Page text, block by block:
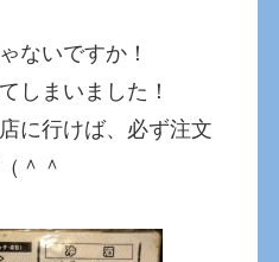
ないですか！
しまいました！
に行けば、必ず注文
＾＾